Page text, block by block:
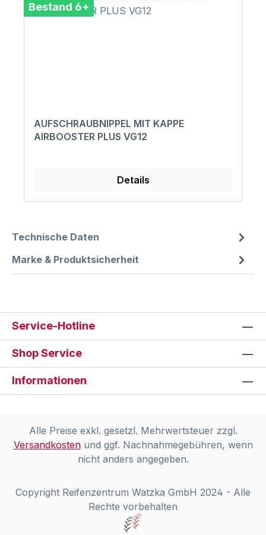
Bestand 6+
AUFSCHRAUBNIPPEL MIT KAPPE
AIRBOOSTER PLUS VG12
Details
Technische Daten
Marke & Produktsicherheit
Service-Hotline
Shop Service
Informationen
Alle Preise exkl. gesetzl. Mehrwertsteuer zzgl.
Versandkostenund ggf. Nachnahmegebühren, wenn
nicht anders angegeben.
Copyright Reifenzentrum Watzka GmbH 2024 - Alle
Rechte vorbehalten